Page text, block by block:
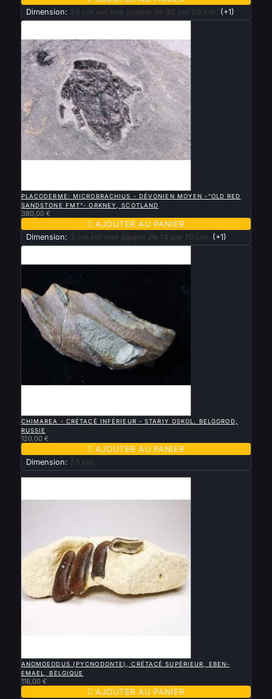
Dimension: 24 cm sur une plaque de 30 par 20 cm (+1)
PLACODERME: MICROBRACHIUS - DÉVONIEN MOYEN -"OLD RED
SANDSTONE FMT"- ORKNEY, SCOTLAND
380,00 €
 AJOUTER AU PANIER
Dimension: 3 cm sur une plaque de 14 par 10 cm (+1)
CHIMAREA - CRÉTACÉ INFÉRIEUR - STARIY OSKOL. BELGOROD,
RUSSIE
120,00 €
 AJOUTER AU PANIER
Dimension: 7.5 cm
Nouveau
ANOMOEODUS (PYCNODONTE), CRÉTACÉ SUPÉRIEUR, EBEN-
EMAEL, BELGIQUE
118,00 €
 AJOUTER AU PANIER